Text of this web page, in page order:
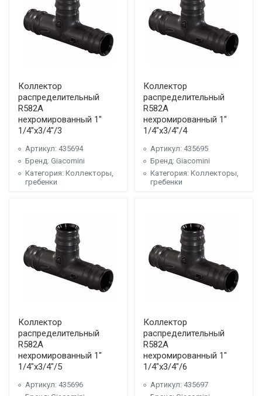
Коллектор
распределительный
R582A
нехромированный 1"
1/4"x3/4"/3
Артикул: 435694
Бренд: Giacomini
Категория: Коллекторы,
гребенки
Коллектор
распределительный
R582A
нехромированный 1"
1/4"x3/4"/4
Артикул: 435695
Бренд: Giacomini
Категория: Коллекторы,
гребенки
Коллектор
распределительный
R582A
нехромированный 1"
1/4"x3/4"/5
Артикул: 435696
Коллектор
распределительный
R582A
нехромированный 1"
1/4"x3/4"/6
Артикул: 435697